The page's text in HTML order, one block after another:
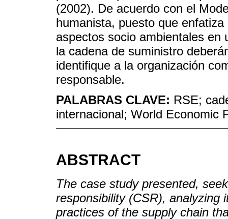
(2002). De acuerdo con el
humanista, puesto que
aspectos socio ambientales
la cadena de suministro
identifique a la organización
responsable.
PALABRAS CLAVE: RSE;
internacional; World Economic
ABSTRACT
The case study presented,
responsibility (CSR), analyzing
practices of the supply chain